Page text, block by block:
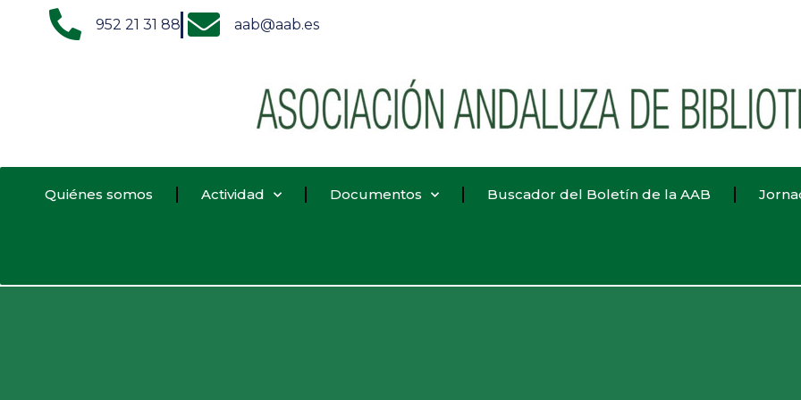
952 21 31 88 aab@aab.es
Quiénes somos Actividad Documentos Buscador del Boletín de la AAB